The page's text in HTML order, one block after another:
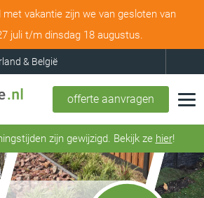
vakantie zijn we van gesloten van
juli t/m dinsdag 18 augustus.
Nederland & België
offerte aanvragen
zijn gewijzigd. Bekijk ze hier!